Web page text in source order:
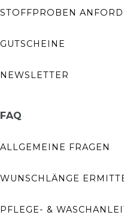
STOFFPROBEN
GUTSCHEINE
NEWSLETTER
FAQ
ALLGEMEINE FRAGEN
WUNSCHLÄNGE
PFLEGE- &